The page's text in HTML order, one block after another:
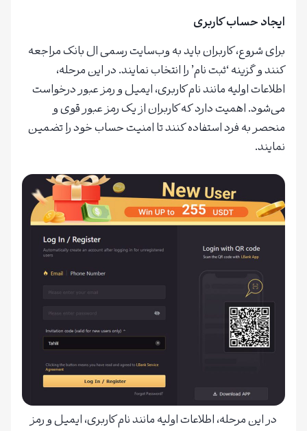
ایجاد حساب کاربری
برای شروع، کاربران باید به وب‌سایت رسمی ال بانک مراجعه
کنند و گزینه ‘ثبت نام’ را انتخاب نمایند. در این مرحله،
اطلاعات اولیه مانند نام کاربری، ایمیل و رمز عبور درخواست
می‌شود. اهمیت دارد که کاربران از یک رمز عبور قوی و
منحصر به فرد استفاده کنند تا امنیت حساب خود را تضمین
نمایند.
در این مرحله، اطلاعات اولیه مانند نام کاربری، ایمیل و رمز